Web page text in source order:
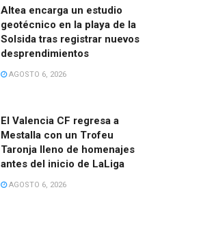
Altea encarga un estudio
geotécnico en la playa de la
Solsida tras registrar nuevos
desprendimientos
AGOSTO 6, 2026
El Valencia CF regresa a
Mestalla con un Trofeu
Taronja lleno de homenajes
antes del inicio de LaLiga
AGOSTO 6, 2026